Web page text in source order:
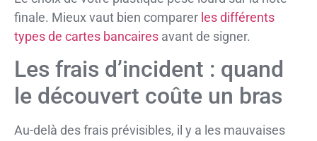
finale. Mieux vaut bien comparer les différents
types de cartes bancaires avant de signer.
Les frais d’incident : quand
le découvert coûte un bras
Au-delà des frais prévisibles, il y a les mauvaises